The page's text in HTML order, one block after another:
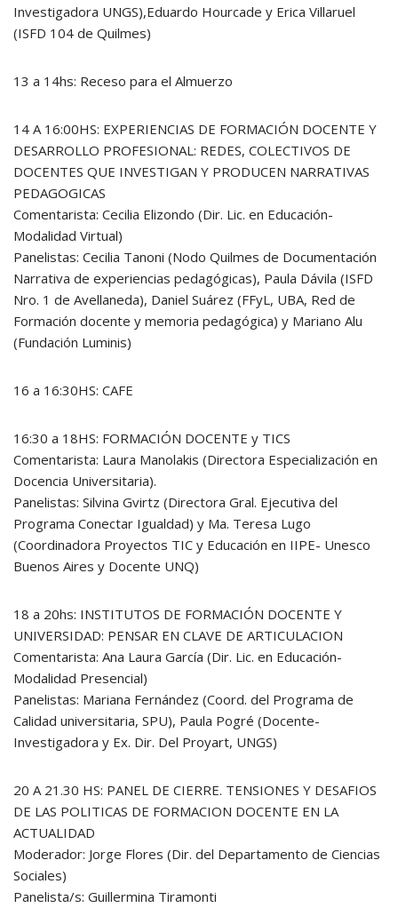
Investigadora UNGS),Eduardo Hourcade y Erica Villaruel
(ISFD 104 de Quilmes)
13 a 14hs: Receso para el Almuerzo
14 A 16:00HS: EXPERIENCIAS DE FORMACIÓN DOCENTE Y
DESARROLLO PROFESIONAL: REDES, COLECTIVOS DE
DOCENTES QUE INVESTIGAN Y PRODUCEN NARRATIVAS
PEDAGOGICAS
Comentarista: Cecilia Elizondo (Dir. Lic. en Educación-
Modalidad Virtual)
Panelistas: Cecilia Tanoni (Nodo Quilmes de Documentación
Narrativa de experiencias pedagógicas), Paula Dávila (ISFD
Nro. 1 de Avellaneda), Daniel Suárez (FFyL, UBA, Red de
Formación docente y memoria pedagógica) y Mariano Alu
(Fundación Luminis)
16 a 16:30HS: CAFE
16:30 a 18HS: FORMACIÓN DOCENTE y TICS
Comentarista: Laura Manolakis (Directora Especialización en
Docencia Universitaria).
Panelistas: Silvina Gvirtz (Directora Gral. Ejecutiva del
Programa Conectar Igualdad) y Ma. Teresa Lugo
(Coordinadora Proyectos TIC y Educación en IIPE- Unesco
Buenos Aires y Docente UNQ)
18 a 20hs: INSTITUTOS DE FORMACIÓN DOCENTE Y
UNIVERSIDAD: PENSAR EN CLAVE DE ARTICULACION
Comentarista: Ana Laura García (Dir. Lic. en Educación-
Modalidad Presencial)
Panelistas: Mariana Fernández (Coord. del Programa de
Calidad universitaria, SPU), Paula Pogré (Docente-
Investigadora y Ex. Dir. Del Proyart, UNGS)
20 A 21.30 HS: PANEL DE CIERRE. TENSIONES Y DESAFIOS
DE LAS POLITICAS DE FORMACION DOCENTE EN LA
ACTUALIDAD
Moderador: Jorge Flores (Dir. del Departamento de Ciencias
Sociales)
Panelista/s: Guillermina Tiramonti